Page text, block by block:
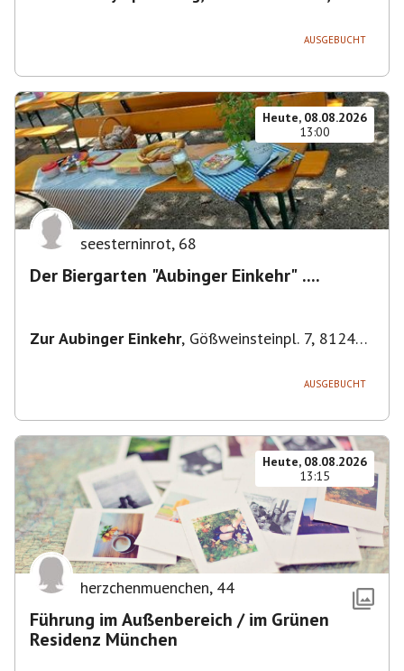
AUSGEBUCHT
Heute, 08.08.2026
13:00
seesterninrot, 68
Der Biergarten "Aubinger Einkehr" ....
Zur Aubinger Einkehr, Gößweinsteinpl. 7, 81249
AUSGEBUCHT
Heute, 08.08.2026
13:15
herzchenmuenchen, 44
Führung im Außenbereich / im Grünen
Residenz München